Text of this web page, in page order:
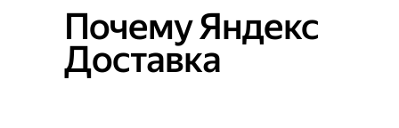
Почему Яндекс
Доставка